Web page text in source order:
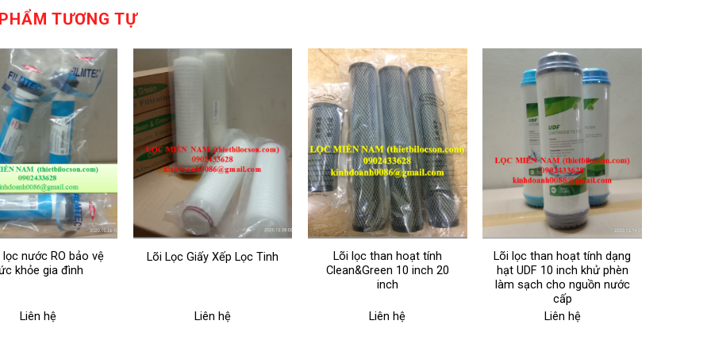
TƯƠNG TỰ
lọc nước RO bảo vệ
khỏe gia đình
Liên hệ
Lõi Lọc Giấy Xếp Lọc Tinh
Liên hệ
Lõi lọc than hoạt tính
Clean&Green 10 inch 20
inch
Liên hệ
Lõi lọc than hoạt tính dạng
hạt UDF 10 inch khử phèn
làm sạch cho nguồn nước
cấp
Liên hệ